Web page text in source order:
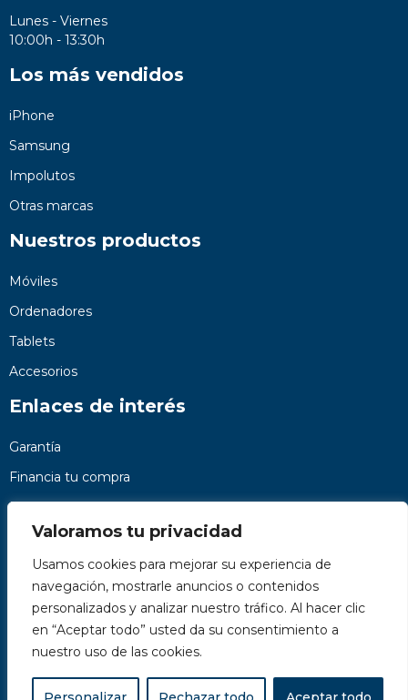
Valoramos tu privacidad
Usamos cookies para mejorar su experiencia de
navegación, mostrarle anuncios o contenidos
personalizados y analizar nuestro tráfico. Al hacer clic
en “Aceptar todo” usted da su consentimiento a
nuestro uso de las cookies.
Lunes - Viernes
10:00h - 13:30h
Los más vendidos
iPhone
Samsung
Impolutos
Otras marcas
Nuestros productos
Móviles
Ordenadores
Tablets
Accesorios
Enlaces de interés
Garantía
Financia tu compra
Preguntas frecuentes
Nosotros
Contacto
Páginas legales
Kit Digital